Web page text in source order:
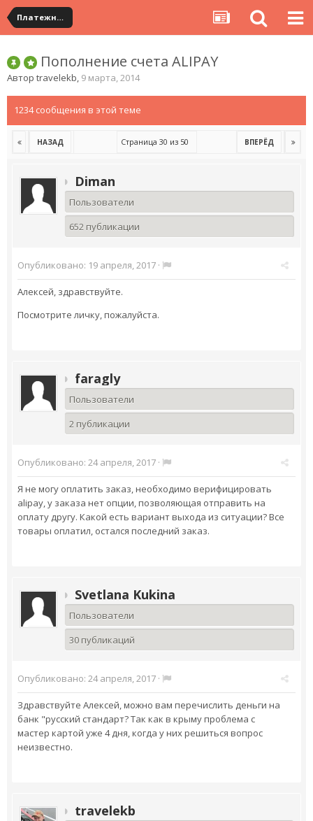
Платежная система ALIPAY и оплата банковскими картами
Пополнение счета ALIPAY
Автор travelekb, 9 марта, 2014
1234 сообщения в этой теме
НАЗАД ВПЕРЁД
Страница 30 из 50
Diman
Пользователи
652 публикации
Опубликовано: 19 апреля, 2017 ·
Алексей, здравствуйте.
Посмотрите личку, пожалуйста.
faragly
Пользователи
2 публикации
Опубликовано: 24 апреля, 2017 ·
Я не могу оплатить заказ, необходимо верифицировать
alipay, у заказа нет опции, позволяющая отправить на
оплату другу. Какой есть вариант выхода из ситуации? Все
товары оплатил, остался последний заказ.
Svetlana Kukina
Пользователи
30 публикаций
Опубликовано: 24 апреля, 2017 ·
Здравствуйте Алексей, можно вам перечислить деньги на
банк "русский стандарт? Так как в крыму проблема с
мастер картой уже 4 дня, когда у них решиться вопрос
неизвестно.
travelekb